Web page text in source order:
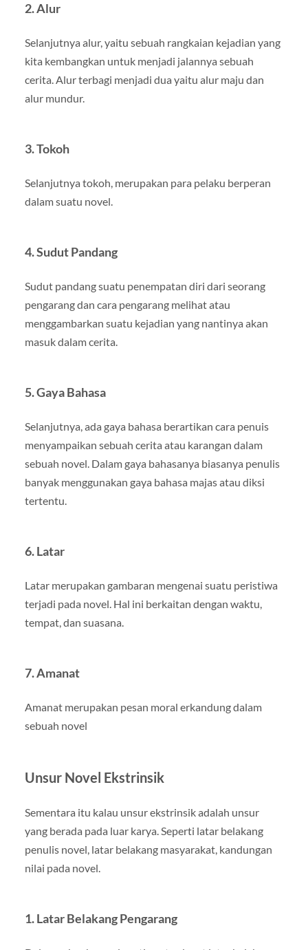
2. Alur
Selanjutnya alur, yaitu sebuah rangkaian kejadian yang
kita kembangkan untuk menjadi jalannya sebuah
cerita. Alur terbagi menjadi dua yaitu alur maju dan
alur mundur.
3. Tokoh
Selanjutnya tokoh, merupakan para pelaku berperan
dalam suatu novel.
4. Sudut Pandang
Sudut pandang suatu penempatan diri dari seorang
pengarang dan cara pengarang melihat atau
menggambarkan suatu kejadian yang nantinya akan
masuk dalam cerita.
5. Gaya Bahasa
Selanjutnya, ada gaya bahasa berartikan cara penuis
menyampaikan sebuah cerita atau karangan dalam
sebuah novel. Dalam gaya bahasanya biasanya penulis
banyak menggunakan gaya bahasa majas atau diksi
tertentu.
6. Latar
Latar merupakan gambaran mengenai suatu peristiwa
terjadi pada novel. Hal ini berkaitan dengan waktu,
tempat, dan suasana.
7. Amanat
Amanat merupakan pesan moral erkandung dalam
sebuah novel
Unsur Novel Ekstrinsik
Sementara itu kalau unsur ekstrinsik adalah unsur
yang berada pada luar karya. Seperti latar belakang
penulis novel, latar belakang masyarakat, kandungan
nilai pada novel.
1. Latar Belakang Pengarang